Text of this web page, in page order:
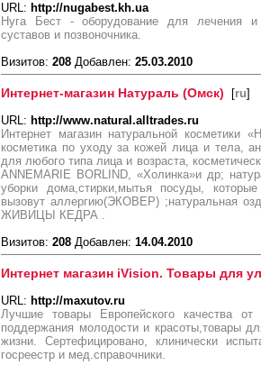
URL: http://nugabest.kh.ua
Нуга Бест - оборудование для лечения и
суставов и позвоночника.
Визитов: 208 Добавлен: 25.03.2010
Интернет-магазин Натураль (Омск) [ru]
URL: http://www.natural.alltrades.ru
Интернет магазин натуральной косметики
косметика по уходу за кожей лица и тела,
для любого типа лица и возраста,
ANNEMARIE BORLIND, «Холинка»и др;
уборки дома,стирки,мытья посуды,
вызовут аллергию(ЭКОВЕР) ;натуральная
ЖИВИЦЫ КЕДРА .
Визитов: 208 Добавлен: 14.04.2010
Интернет магазин iVision. Товары для
URL: http://maxutov.ru
Лучшие товары Европейского качества
поддержания молодости и красоты,товары
жизни. Сертефицировано, клинически
госреестр и мед.справочники.